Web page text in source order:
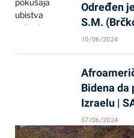
Određen
S.M.
10/06/2024
Bidena
Izraelu |
07/06/2024